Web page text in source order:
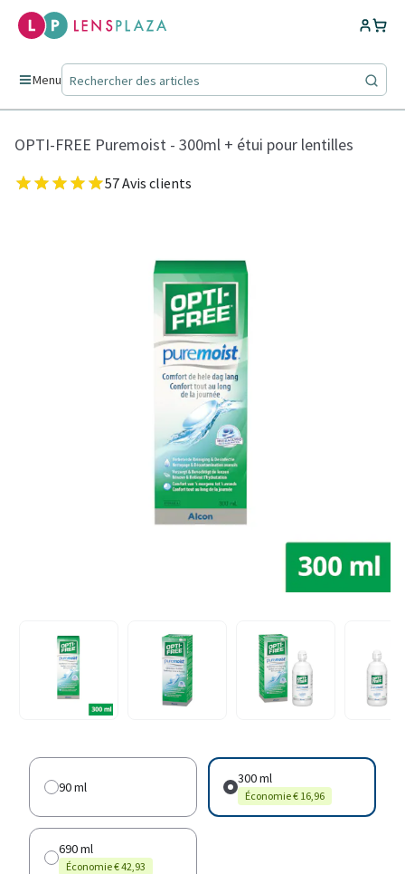
Menu
OPTI-FREE Puremoist - 300ml + étui pour lentilles
57 Avis clients
90 ml
300 ml
Économie € 16,96
690 ml
Économie € 42,93